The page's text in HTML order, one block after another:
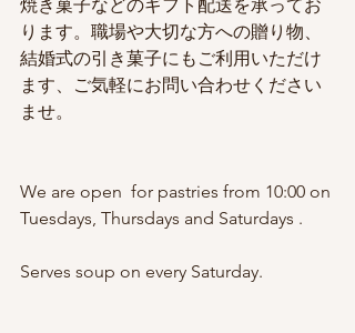
焼き菓子などのギフト配送を承ってお
ります。職場や大切な方への贈り物、
結婚式の引き菓子にもご利用いただけ
ます、ご気軽にお問い合わせください
ませ。
We are open  for pastries from 10:00 on
Tuesdays, Thursdays and Saturdays .
Serves soup on every Saturday.